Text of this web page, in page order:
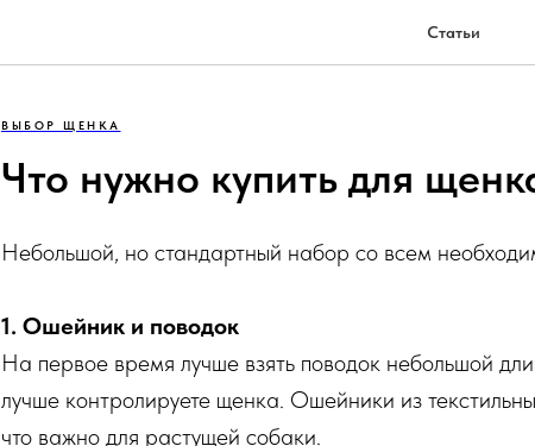
Статьи
ВЫБОР ЩЕНКА
Что нужно купить для
Небольшой, но стандартный набор со всем
1. Ошейник и поводок
На первое время лучше взять поводок небольшой
лучше контролируете щенка. Ошейники из
что важно для растущей собаки.